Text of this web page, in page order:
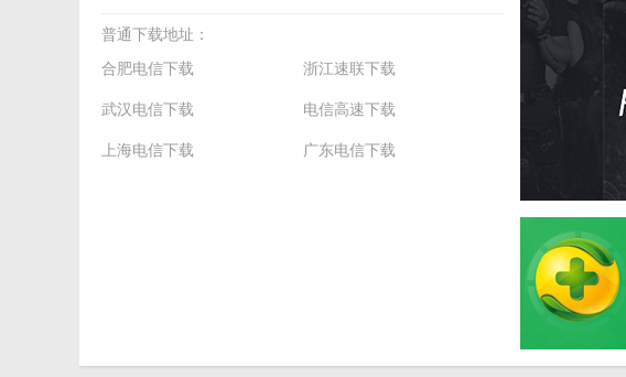
类软件相比，极客压缩在压缩速度、压缩率和安全性方面表现出色。同时，
等，进一步提升了用户的使用体验。
普通下载地址：
合肥电信下载
浙江速联下载
武汉电信下载 电信高速下载
上海电信下载 广东电信下载